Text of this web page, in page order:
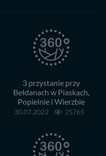
3 przystanie przy
Bełdanach w Piaskach,
Popielnie i Wierzbie
30.07.2022 25765
z nami
tej
strony.
dostępu do swoich
jednak, że nie
zrealizowanie Twoich
zawartych w plikach
Ci skasowanie
Mazur na